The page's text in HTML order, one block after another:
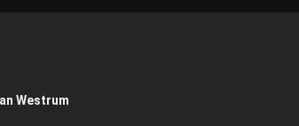
ayuda a la navegación
Westrum